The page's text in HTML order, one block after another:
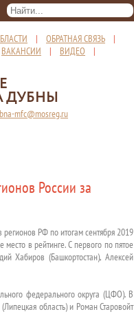
| ОБРАТНАЯ СВЯЗЬ |
ВАКАНСИИ | ВИДЕО |
ДУБНЫ
mfc@mosreg.ru
России за
РФ по итогам сентября 2019
в рейтинге. С первого по пятое
Хабиров (Башкортостан), Алексей
федерального округа (ЦФО). В
область) и Роман Старовойт